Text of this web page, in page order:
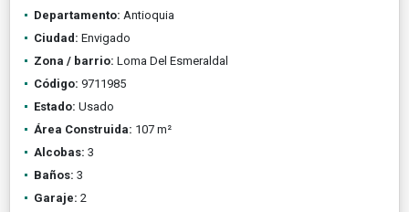
Departamento: Antioquia
Ciudad: Envigado
Zona / barrio: Loma Del Esmeraldal
Código: 9711985
Estado: Usado
Área Construida: 107 m²
Alcobas: 3
Baños: 3
Garaje: 2